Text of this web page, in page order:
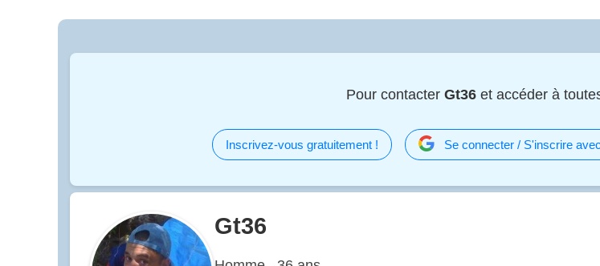
Pour contacter Gt36et accéder à
Inscrivez-vous gratuitement ! Se connecter / S'inscrire
Gt36